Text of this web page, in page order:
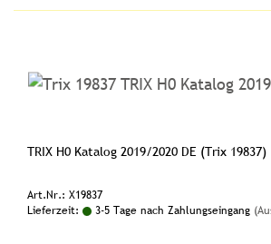
TRIX H0 Katalog 2019/2020 DE (Trix 19837)
Art.Nr.: X19837
Lieferzeit:
3-5 Tage nach Zahlungseingang